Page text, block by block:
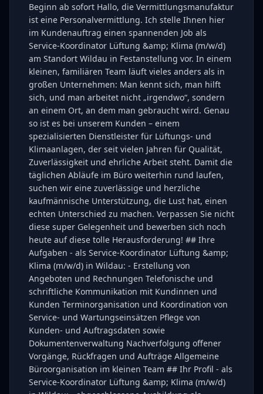
Beginn ab sofort Hallo, die Vermittlungsmanufaktur
ist eine Personalvermittlung. Ich stelle Ihnen hier
im Kundenauftrag einen spannenden Job als
Service-Koordinator Lüftung &amp; Klima (m/w/d)
am Standort Wildau in Festanstellung vor. In einem
kleinen, familiären Team läuft vieles anders als in
großen Unternehmen: Man kennt sich, man hilft
sich, und man arbeitet nicht „irgendwo“, sondern
an einem Ort, an dem man gebraucht wird. Genau
so ist es bei unserem Kunden – einem
spezialisierten Dienstleister für Lüftungs- und
Klimaanlagen, der seit vielen Jahren für Qualität,
Zuverlässigkeit und ehrliche Arbeit steht. Damit die
täglichen Abläufe im Büro weiterhin rund laufen,
suchen wir eine zuverlässige und herzliche
kaufmännische Unterstützung, die Lust hat, einen
echten Unterschied zu machen. Verpassen Sie nicht
diese super Gelegenheit und bewerben sich noch
heute auf diese tolle Herausforderung! ## Ihre
Aufgaben - als Service-Koordinator Lüftung &amp;
Klima (m/w/d) in Wildau: - Erstellung von
Angeboten und Rechnungen Telefonische und
schriftliche Kommunikation mit Kundinnen und
Kunden Terminorganisation und Koordination von
Service- und Wartungseinsätzen Pflege von
Kunden- und Auftragsdaten sowie
Dokumentenverwaltung Nachverfolgung offener
Vorgänge, Rückfragen und Aufträge Allgemeine
Büroorganisation im kleinen Team ## Ihr Profil - als
Service-Koordinator Lüftung &amp; Klima (m/w/d)